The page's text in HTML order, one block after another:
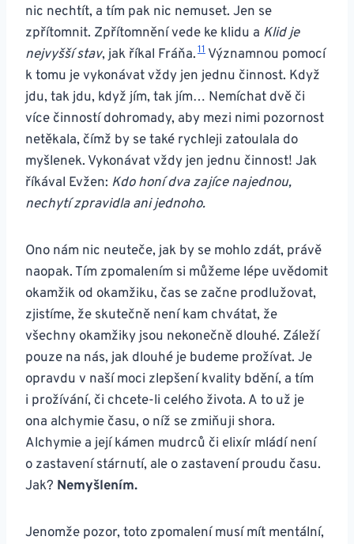
nic nechtít, a tím pak nic nemuset. Jen se
zpřítomnit. Zpřítomnění vede ke klidu a Klid je
nejvyšší stav, jak říkal Fráňa.11Významnou pomocí
k tomu je vykonávat vždy jen jednu činnost. Když
jdu, tak jdu, když jím, tak jím… Nemíchat dvě či
více činností dohromady, aby mezi nimi pozornost
netěkala, čímž by se také rychleji zatoulala do
myšlenek. Vykonávat vždy jen jednu činnost! Jak
říkával Evžen: Kdo honí dva zajíce najednou,
nechytí zpravidla ani jednoho.
Ono nám nic neuteče, jak by se mohlo zdát, právě
naopak. Tím zpomalením si můžeme lépe uvědomit
okamžik od okamžiku, čas se začne prodlužovat,
zjistíme, že skutečně není kam chvátat, že
všechny okamžiky jsou nekonečně dlouhé. Záleží
pouze na nás, jak dlouhé je budeme prožívat. Je
opravdu v naší moci zlepšení kvality bdění, a tím
i prožívání, či chcete-li celého života. A to už je
ona alchymie času, o níž se zmiňuji shora.
Alchymie a její kámen mudrců či elixír mládí není
o zastavení stárnutí, ale o zastavení proudu času.
Jak? Nemyšlením.
Jenomže pozor, toto zpomalení musí mít mentální,